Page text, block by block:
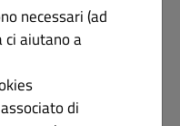
necessari (ad
ci aiutano a
di